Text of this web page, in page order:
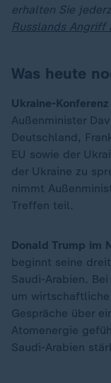
erhalten Sie
Russlands Angriff
Was heute
Ukraine-
Außenminister
Deutschland,
EU sowie der
der Ukraine zu
nimmt
Treffen teil.
Donald Trump im
beginnt seine
Saudi-Arabien.
um
Gespräche über
Atomenergie
Saudi-Arabien